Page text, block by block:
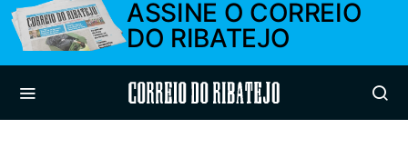
ASSINE O CORREIO
DO RIBATEJO
Correio do Ribatejo